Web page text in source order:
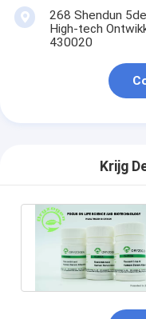
268 Shendun
High-tech
430020
Krijg